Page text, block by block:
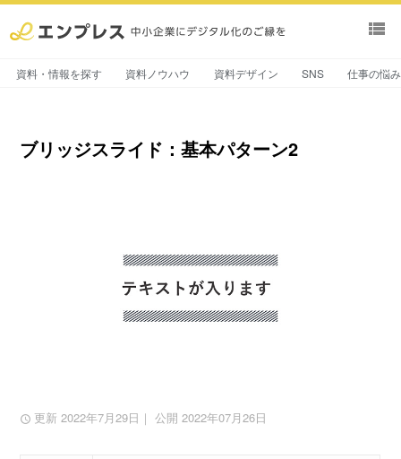
view_list
資料・情報を探す 資料ノウハウ 資料デザイン SNS 仕事の悩
ブリッジスライド：基本パターン2
更新 2022年7月29日 ｜ 公開 2022年07月26日